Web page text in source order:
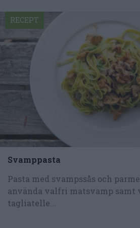
Svamppasta
Pasta med svampssås och
använda valfri matsvamp samt
tagliatelle...
RECEPT